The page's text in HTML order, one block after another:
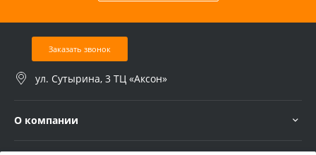
Заказать звонок
ул. Сутырина, 3 ТЦ «Аксон»
О компании